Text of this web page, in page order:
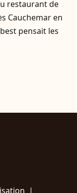
restaurant de
Cauchemar en
pensait les
|